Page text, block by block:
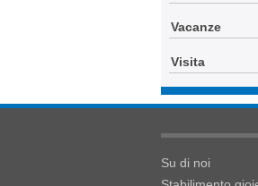
Vacanze
Visita
Su di noi